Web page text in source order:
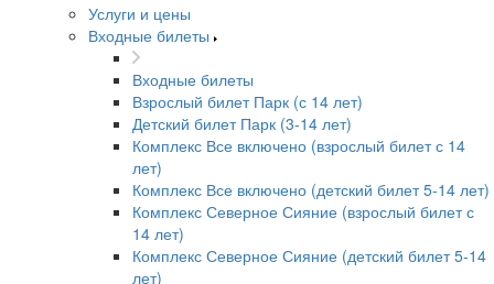
Услуги и цены
Входные билеты
Входные билеты
Взрослый билет Парк (с 14 лет)
Детский билет Парк (3-14 лет)
Комплекс Все включено (взрослый билет с 14
лет)
Комплекс Все включено (детский билет 5-14 лет)
Комплекс Северное Сияние (взрослый билет с
14 лет)
Комплекс Северное Сияние (детский билет 5-14
лет)